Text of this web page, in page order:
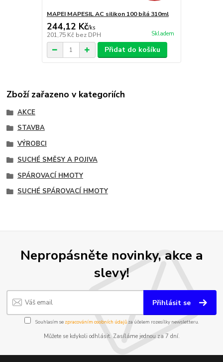
MAPEI MAPESIL AC silikon 100 bílá 310ml
244,12 Kč/ks
201,75 Kč bez DPH Skladem
Přidat do košíku
Zboží zařazeno v kategoriích
AKCE
STAVBA
VÝROBCI
SUCHÉ SMĚSY A POJIVA
SPÁROVACÍ HMOTY
SUCHÉ SPÁROVACÍ HMOTY
Nepropásněte novinky, akce a
slevy!
Přihlásit se
Souhlasím se zpracováním osobních údajůza účelem rozesílky newsletteru.
Můžete se kdykoli odhlásit. Zasíláme jednou za 7 dní.